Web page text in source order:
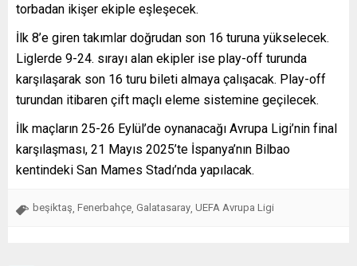
torbadan ikişer ekiple eşleşecek.
İlk 8’e giren takımlar doğrudan son 16 turuna yükselecek.
Liglerde 9-24. sırayı alan ekipler ise play-off turunda
karşılaşarak son 16 turu bileti almaya çalışacak. Play-off
turundan itibaren çift maçlı eleme sistemine geçilecek.
İlk maçların 25-26 Eylül’de oynanacağı Avrupa Ligi’nin final
karşılaşması, 21 Mayıs 2025’te İspanya’nın Bilbao
kentindeki San Mames Stadı’nda yapılacak.
beşiktaş Fenerbahçe Galatasaray UEFA Avrupa Ligi